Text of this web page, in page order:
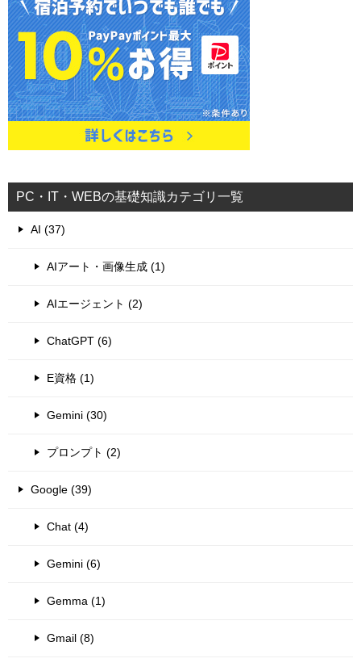
PC・IT・WEBの基礎知識カテゴリ一覧
AI (37)
AIアート・画像生成 (1)
AIエージェント (2)
ChatGPT (6)
E資格 (1)
Gemini (30)
プロンプト (2)
Google (39)
Chat (4)
Gemini (6)
Gemma (1)
Gmail (8)